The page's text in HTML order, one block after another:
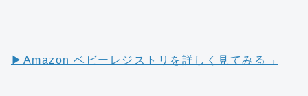
▶︎Amazon ベビーレジストリを詳しく見てみる→